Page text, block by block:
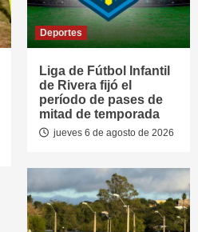
Deportes
Liga de Fútbol Infantil
de Rivera fijó el
período de pases de
mitad de temporada
jueves 6 de agosto de 2026